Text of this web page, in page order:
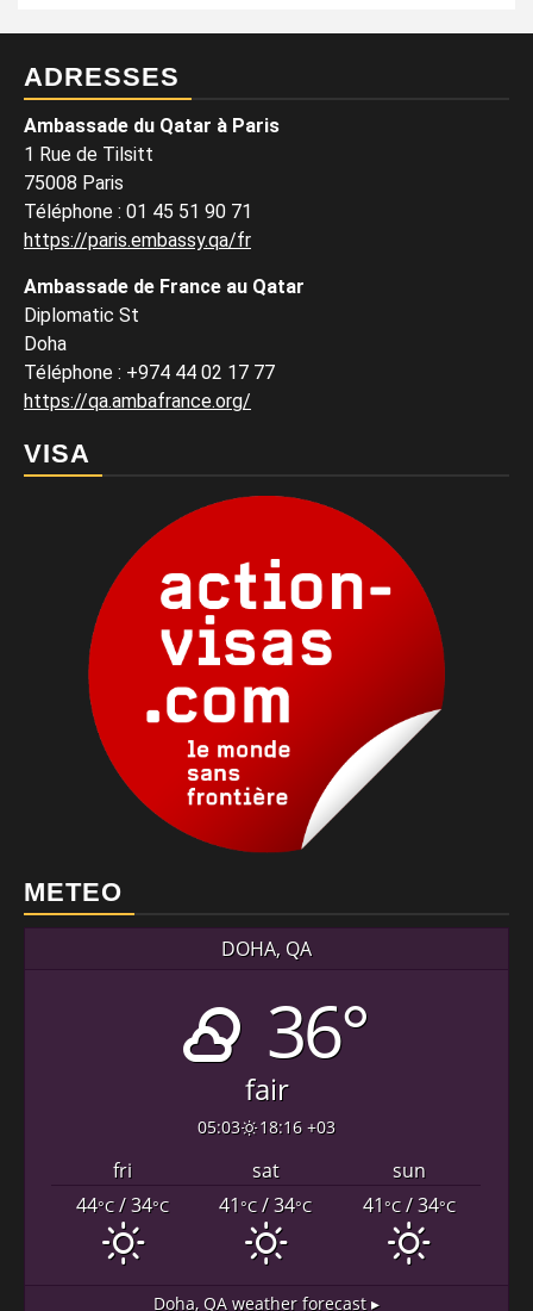
ADRESSES
Ambassade du Qatar à Paris
1 Rue de Tilsitt
75008 Paris
Téléphone : 01 45 51 90 71
https://paris.embassy.qa/fr
Ambassade de France au Qatar
Diplomatic St
Doha
Téléphone : +974 44 02 17 77
https://qa.ambafrance.org/
VISA
METEO
DOHA, QA
36°
fair
05:03 18:16 +03
fri sat
sun
44°C/ 34°C 41°C/ 34°C 41°C/ 34°C
Doha, QA weather forecast ▸